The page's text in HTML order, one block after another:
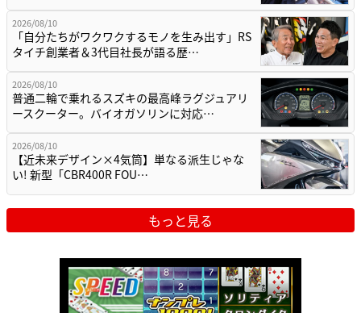
2026/08/10
「自分たちがワクワクするモノを生み出す」RS
タイチ創業者＆3代目社長が語る歴…
2026/08/10
普通二輪で乗れるスズキの最高峰ラグジュアリ
ースクーター。バイオガソリンに対応…
2026/08/10
【近未来デザイン×4気筒】単なる派生じゃな
い! 新型「CBR400R FOU…
もっと見る